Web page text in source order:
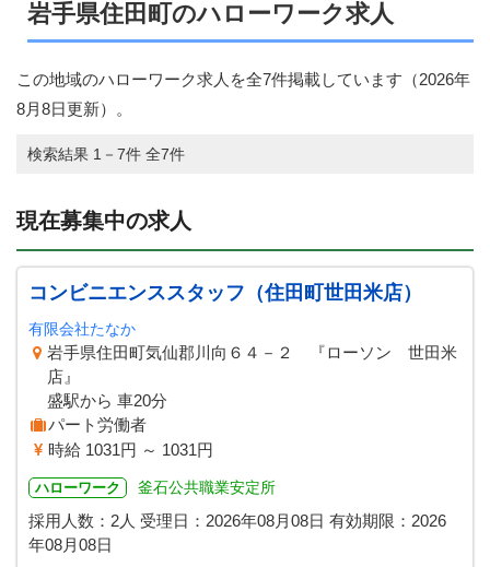
岩手県住田町のハローワーク求人
この地域のハローワーク求人を全7件掲載しています（2026年
8月8日更新）。
検索結果 1－7件 全7件
現在募集中の求人
コンビニエンススタッフ（住田町世田米店）
有限会社たなか
岩手県住田町気仙郡川向６４－２ 『ローソン 世田米
店』
盛駅から 車20分
パート労働者
時給 1031円 ～ 1031円
ハローワーク 釜石公共職業安定所
採用人数：2人 受理日： 2026年08月08日 有効期限： 2026
年08月08日